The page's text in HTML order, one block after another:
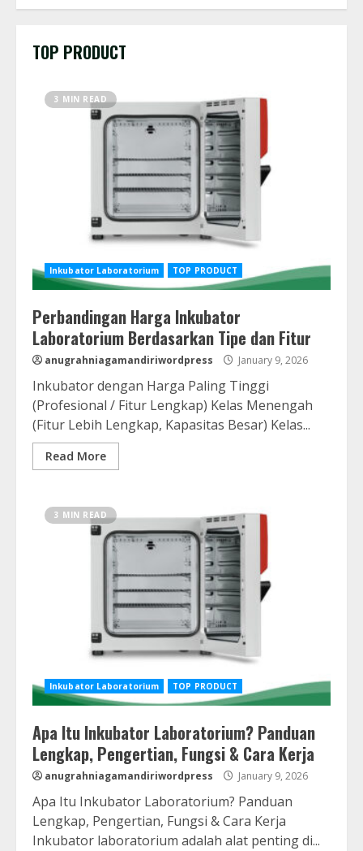
TOP PRODUCT
3 MIN READ
Inkubator Laboratorium TOP PRODUCT
Perbandingan Harga Inkubator
Laboratorium Berdasarkan Tipe dan Fitur
anugrahniagamandiriwordpress January 9, 2026
Inkubator dengan Harga Paling Tinggi
(Profesional / Fitur Lengkap) Kelas Menengah
(Fitur Lebih Lengkap, Kapasitas Besar) Kelas...
Read More
3 MIN READ
Inkubator Laboratorium TOP PRODUCT
Apa Itu Inkubator Laboratorium? Panduan
Lengkap, Pengertian, Fungsi & Cara Kerja
anugrahniagamandiriwordpress January 9, 2026
Apa Itu Inkubator Laboratorium? Panduan
Lengkap, Pengertian, Fungsi & Cara Kerja
Inkubator laboratorium adalah alat penting di...